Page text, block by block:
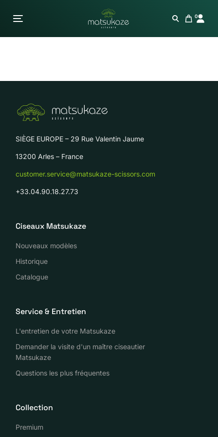
0
SIÈGE EUROPE – 29 Rue Valentin Jaume
13200 Arles – France
customer.service@matsukaze-scissors.com
+33.04.90.18.27.73
Ciseaux Matsukaze
Nouveaux modèles
Historique
Catalogue
Service & Entretien
L'entretien de votre Matsukaze
Demander la visite d'un maître ciseautier
Matsukaze
Questions les plus fréquentes
Collection
Premium